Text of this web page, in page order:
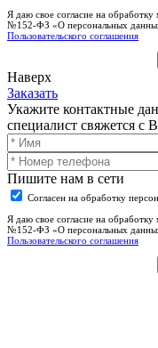
Я даю свое согласие на
№152-ФЗ «О персональных
Пользовательского соглашения
Наверх
Заказать
Укажите контактные
специалист свяжется с
Пишите нам в сети
Согласен на обработку
Я даю свое согласие на
№152-ФЗ «О персональных
Пользовательского соглашения